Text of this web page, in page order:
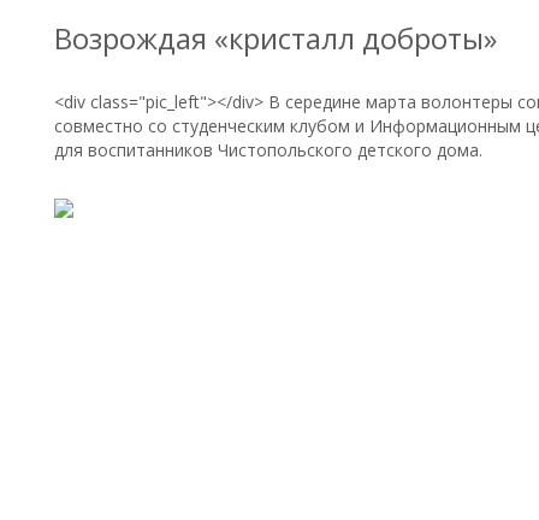
Возрождая «кристалл доброты»
<div class="pic_left"></div> В середине марта волонтеры
совместно со студенческим клубом и Информационным
для воспитанников Чистопольского детского дома.